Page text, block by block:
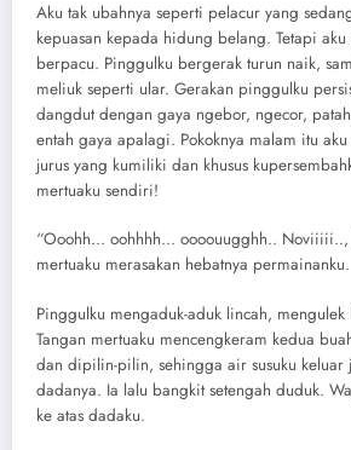
Aku tak ubahnya seperti pelacur yang
kepuasan kepada hidung belang. Tetapi
berpacu. Pinggulku bergerak turun naik,
meliuk seperti ular. Gerakan pinggulku
dangdut dengan gaya ngebor, ngecor,
entah gaya apalagi. Pokoknya malam itu
jurus yang kumiliki dan khusus
mertuaku sendiri!
“Ooohh… oohhhh… oooouugghh..
mertuaku merasakan hebatnya permainanku.
Pinggulku mengaduk-aduk lincah,
Tangan mertuaku mencengkeram kedua
dan dipilin-pilin, sehingga air susuku keluar
dadanya. Ia lalu bangkit setengah duduk.
ke atas dadaku.